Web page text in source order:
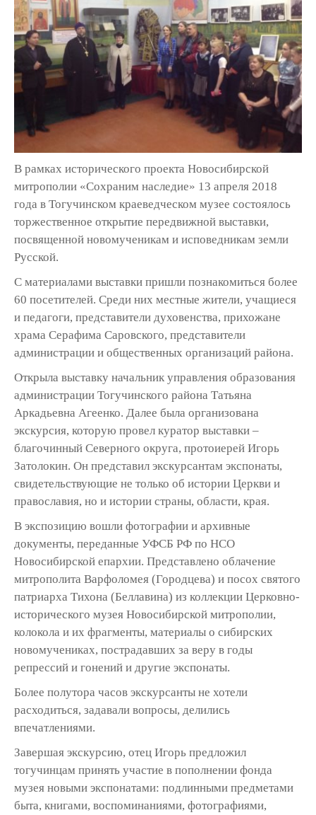
В рамках исторического проекта Новосибирской
митрополии «Сохраним наследие» 13 апреля 2018
года в Тогучинском краеведческом музее состоялось
торжественное открытие передвижной выставки,
посвященной новомученикам и исповедникам земли
Русской.
С материалами выставки пришли познакомиться более
60 посетителей. Среди них местные жители, учащиеся
и педагоги, представители духовенства, прихожане
храма Серафима Саровского, представители
администрации и общественных организаций района.
Открыла выставку начальник управления образования
администрации Тогучинского района Татьяна
Аркадьевна Агеенко. Далее была организована
экскурсия, которую провел куратор выставки –
благочинный Северного округа, протоиерей Игорь
Затолокин. Он представил экскурсантам экспонаты,
свидетельствующие не только об истории Церкви и
православия, но и истории страны, области, края.
В экспозицию вошли фотографии и архивные
документы, переданные УФСБ РФ по НСО
Новосибирской епархии. Представлено облачение
митрополита Варфоломея (Городцева) и посох святого
патриарха Тихона (Беллавина) из коллекции Церковно-
исторического музея Новосибирской митрополии,
колокола и их фрагменты, материалы о сибирских
новомучениках, пострадавших за веру в годы
репрессий и гонений и другие экспонаты.
Более полутора часов экскурсанты не хотели
расходиться, задавали вопросы, делились
впечатлениями.
Завершая экскурсию, отец Игорь предложил
тогучинцам принять участие в пополнении фонда
музея новыми экспонатами: подлинными предметами
быта, книгами, воспоминаниями, фотографиями,